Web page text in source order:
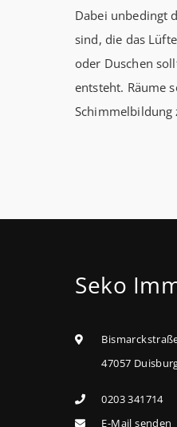
Dabei unbedingt
sind, die das
oder Duschen
entsteht. Räume
Schimmelbildung
Seko
47057
0203 341714
E-Mail senden